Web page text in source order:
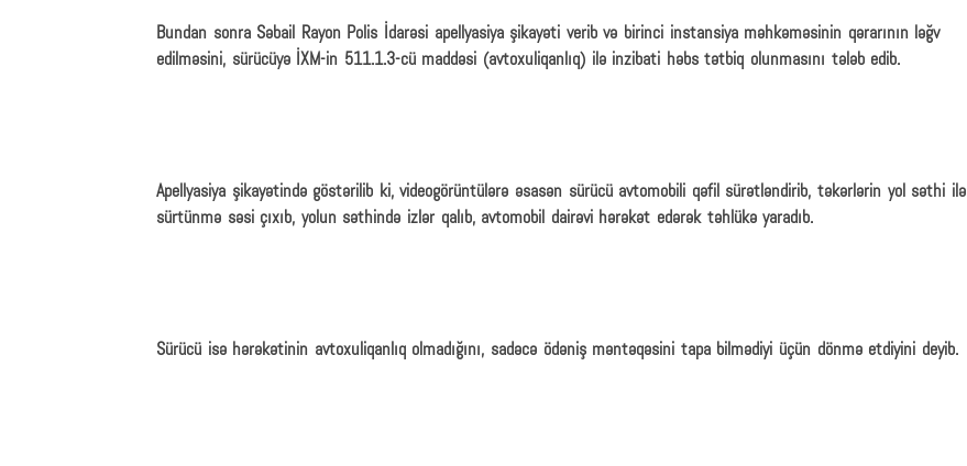
Bundan sonra Səbail Rayon Polis İdarəsi apellyasiya şikayəti verib və birinci instansiya məhkəməsinin qərarının ləğv
edilməsini, sürücüyə İXM-in 511.1.3-cü maddəsi (avtoxuliqanlıq) ilə inzibati həbs tətbiq olunmasını tələb edib.
Apellyasiya şikayətində göstərilib ki, videogörüntülərə əsasən sürücü avtomobili qəfil sürətləndirib, təkərlərin yol səthi ilə
sürtünmə səsi çıxıb, yolun səthində izlər qalıb, avtomobil dairəvi hərəkət edərək təhlükə yaradıb.
Sürücü isə hərəkətinin avtoxuliqanlıq olmadığını, sadəcə ödəniş məntəqəsini tapa bilmədiyi üçün dönmə etdiyini deyib.